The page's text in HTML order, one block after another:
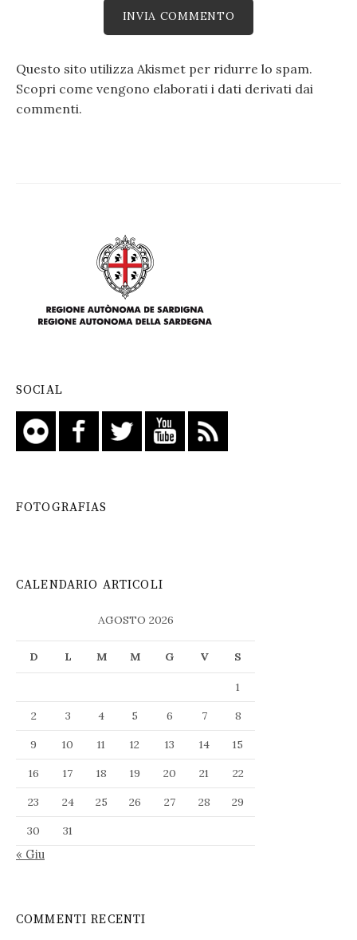
Questo sito utilizza Akismet per ridurre lo spam.
Scopri come vengono elaborati i dati derivati dai
commenti.
SOCIAL
FOTOGRAFIAS
CALENDARIO ARTICOLI
AGOSTO 2026
D L M M G V S
1
2
3 4 5 6 7
8
9
10 11 12 13 14
15
16
17 18 19 20 21
22
23
24 25 26 27 28
29
30
31
« Giu
COMMENTI RECENTI